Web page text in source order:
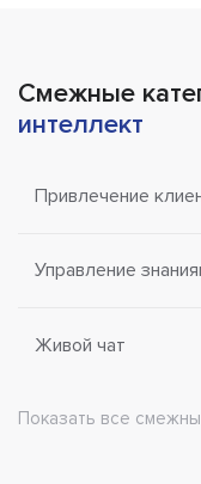
Смежные
интеллект
Привлечение
Управление
Живой чат
Показать все